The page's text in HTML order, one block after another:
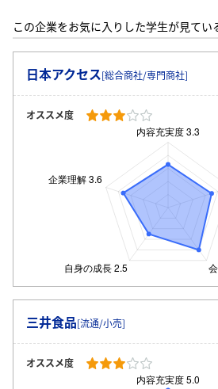
この企業をお気に入りした学生が見てい
日本アクセス[総合商社/専門商社]
オススメ度
三井食品[流通/小売]
オススメ度